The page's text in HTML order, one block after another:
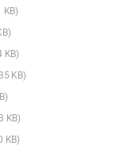
KB)
KB)
KB)
KB)
KB)